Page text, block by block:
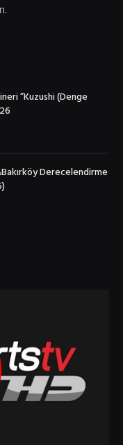
”Kuzushi (Denge
Derecelendirme